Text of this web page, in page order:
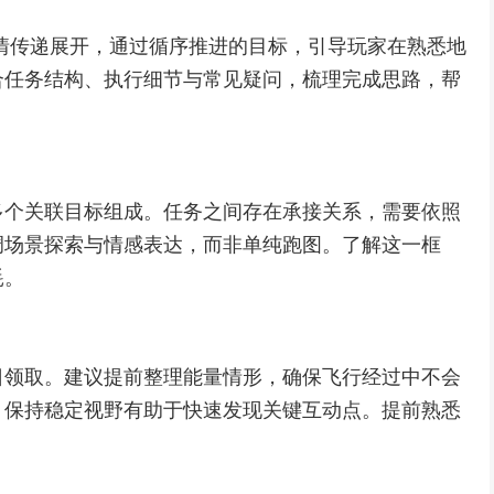
递展开，通过循序推进的目标，引导玩家在熟悉地
务结构、执行细节与常见疑问，梳理完成思路，帮
关联目标组成。任务之间存在承接关系，需要依照
景探索与情感表达，而非单纯跑图。了解这一框
取。建议提前整理能量情形，确保飞行经过中不会
持稳定视野有助于快速发现关键互动点。提前熟悉